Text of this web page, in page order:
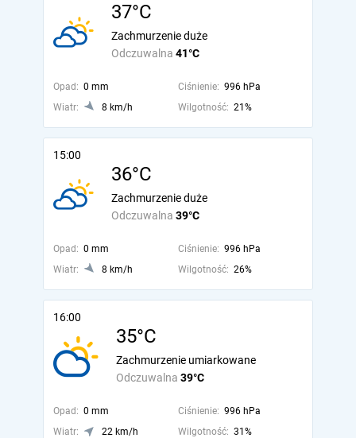
37°C
Odczuwalna 41°C
Zachmurzenie duże
Opad: 0 mm Ciśnienie: 996 hPa
Wiatr:
8 km/h Wilgotność: 21%
15:00
36°C
Odczuwalna 39°C
Zachmurzenie duże
Opad: 0 mm Ciśnienie: 996 hPa
Wiatr:
8 km/h Wilgotność: 26%
16:00
35°C
Odczuwalna 39°C
Zachmurzenie umiarkowane
Opad: 0 mm Ciśnienie: 996 hPa
Wiatr:
22 km/h Wilgotność: 31%